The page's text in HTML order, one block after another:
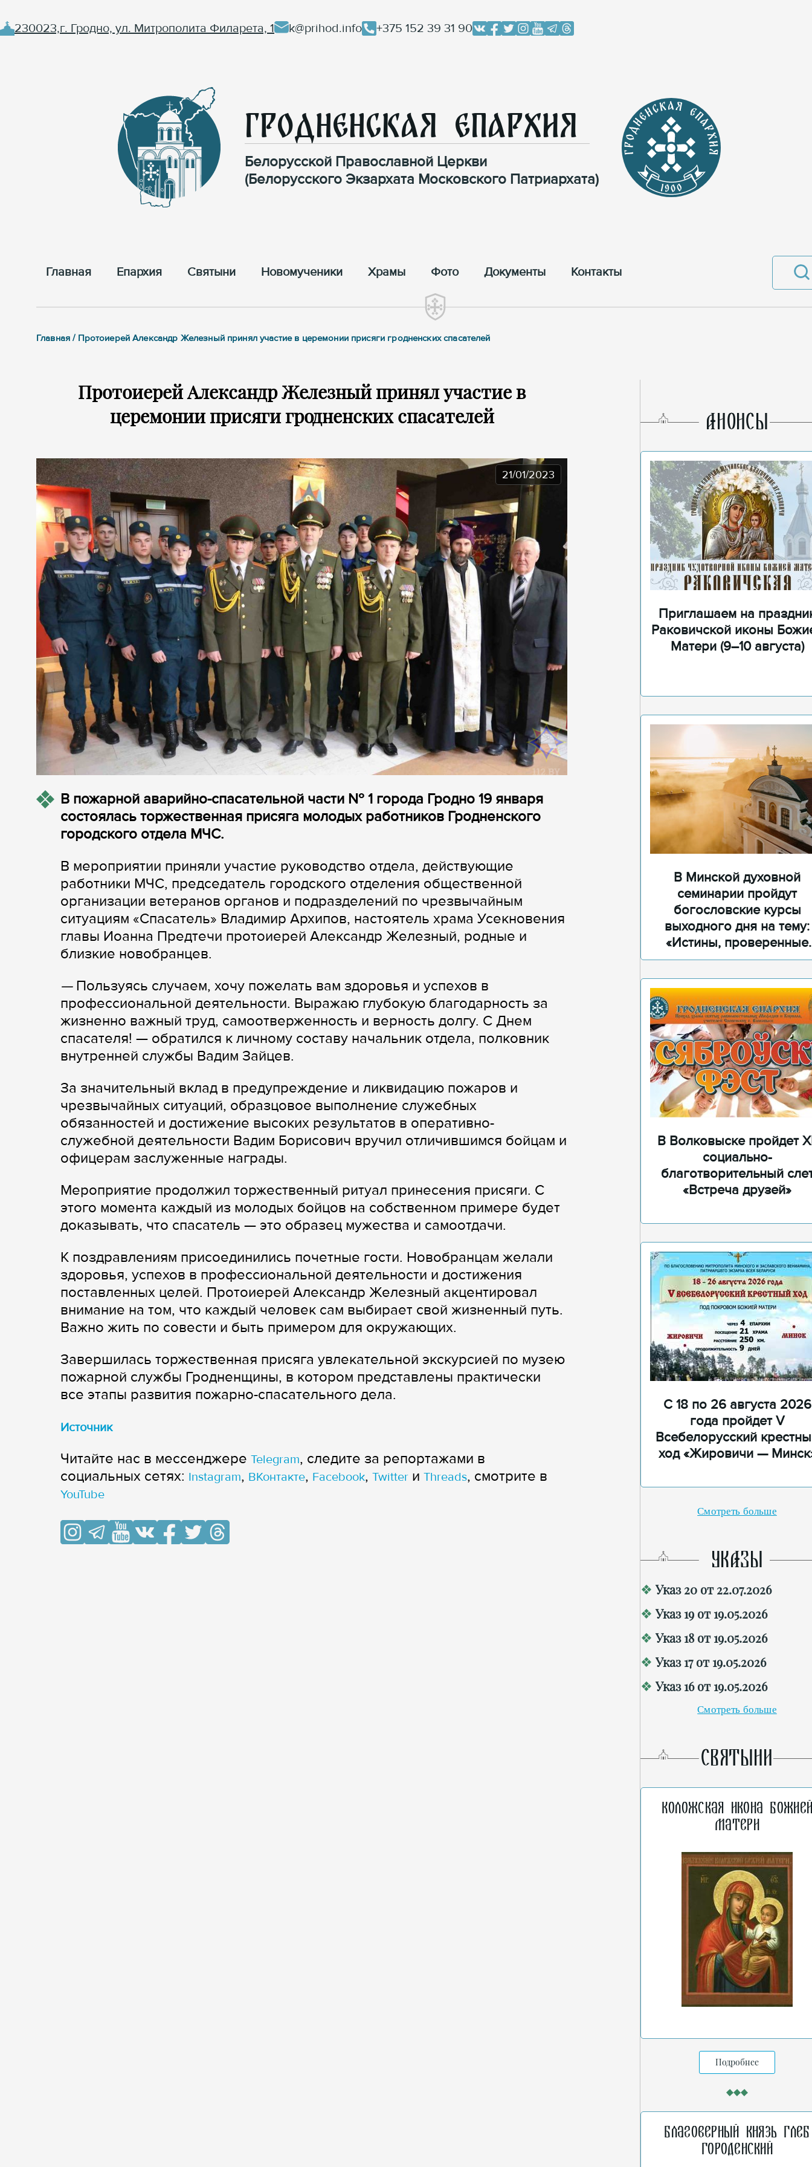
230023,г. Гродно, ул. Митрополита Филарета, 1 k@prihod.info +375 152 39 31 90
Гродненская Епархия
Белорусской Православной Церкви
(Белорусского Экзархата Московского Патриархата)
Главная Епархия Cвятыни Новомученики Храмы Фото Документы Контакты
Главная / Протоиерей Александр Железный принял участие в церемонии присяги гродненских спасателей
Протоиерей Александр Железный принял участие в
церемонии присяги гродненских спасателей
21/01/2023
В пожарной аварийно-спасательной части № 1 города Гродно 19 января
состоялась торжественная присяга молодых работников Гродненского
городского отдела МЧС.
В мероприятии приняли участие руководство отдела, действующие
работники МЧС, председатель городского отделения общественной
организации ветеранов органов и подразделений по чрезвычайным
ситуациям «Спасатель» Владимир Архипов, настоятель храма Усекновения
главы Иоанна Предтечи протоиерей Александр Железный, родные и
близкие новобранцев.
— Пользуясь случаем, хочу пожелать вам здоровья и успехов в
профессиональной деятельности. Выражаю глубокую благодарность за
жизненно важный труд, самоотверженность и верность долгу. С Днем
спасателя! — обратился к личному составу начальник отдела, полковник
внутренней службы Вадим Зайцев.
За значительный вклад в предупреждение и ликвидацию пожаров и
чрезвычайных ситуаций, образцовое выполнение служебных
обязанностей и достижение высоких результатов в оперативно-
служебной деятельности Вадим Борисович вручил отличившимся бойцам и
офицерам заслуженные награды.
Мероприятие продолжил торжественный ритуал принесения присяги. С
этого момента каждый из молодых бойцов на собственном примере будет
доказывать, что спасатель — это образец мужества и самоотдачи.
К поздравлениям присоединились почетные гости. Новобранцам желали
здоровья, успехов в профессиональной деятельности и достижения
поставленных целей. Протоиерей Александр Железный акцентировал
внимание на том, что каждый человек сам выбирает свой жизненный путь.
Важно жить по совести и быть примером для окружающих.
Завершилась торжественная присяга увлекательной экскурсией по музею
пожарной службы Гродненщины, в котором представлены практически
все этапы развития пожарно-спасательного дела.
Источник
Читайте нас в мессенджере Telegram, следите за репортажами в
cоциальных сетях: Instagram, ВКонтакте, Facebook, Twitter и Threads, смотрите в
YouTube
AНОНСЫ
Приглашаем на
Раковичской иконы
Матери (9–10 августа)
В Минской духовной
семинарии пройдут
богословские курсы
выходного дня на тему:
«Истины, проверенные
временем»
В Волковыске пройдет
социально-
благотворительный
«Встреча друзей»
С 18 по 26 августа 2026
года пройдет V
Всебелорусский
ход «Жировичи —
Смотреть больше
УКАЗЫ
Указ 20 от 22.07.2026
Указ 19 от 19.05.2026
Указ 18 от 19.05.2026
Указ 17 от 19.05.2026
Указ 16 от 19.05.2026
Смотреть больше
СВЯТЫНИ
Коложская икона
Матери
Подробнее
Благоверный князь Глеб
Городенский